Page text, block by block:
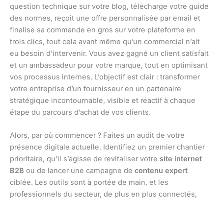
question technique sur votre blog, télécharge votre guide
des normes, reçoit une offre personnalisée par email et
finalise sa commande en gros sur votre plateforme en
trois clics, tout cela avant même qu’un commercial n’ait
eu besoin d’intervenir. Vous avez gagné un client satisfait
et un ambassadeur pour votre marque, tout en optimisant
vos processus internes. L’objectif est clair : transformer
votre entreprise d’un fournisseur en un partenaire
stratégique incontournable, visible et réactif à chaque
étape du parcours d’achat de vos clients.
Alors, par où commencer ? Faites un audit de votre
présence digitale actuelle. Identifiez un premier chantier
prioritaire, qu’il s’agisse de revitaliser votre site internet
B2B ou de lancer une campagne de contenu expert
ciblée. Les outils sont à portée de main, et les
professionnels du secteur, de plus en plus connectés,